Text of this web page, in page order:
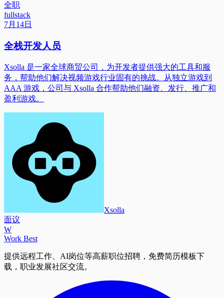
全职
fullstack
7月14日
全栈开发人员
Xsolla 是一家全球商贸公司，为开发者提供强大的工具和服
务，帮助他们解决视频游戏行业固有的挑战。从独立游戏到
AAA 游戏，公司与 Xsolla 合作帮助他们融资、发行、推广和
盈利游戏。
Xsolla
面议
W
Work Best
提供远程工作、AI岗位等高薪职位招聘，免费简历模板下
载，职业发展社区交流。